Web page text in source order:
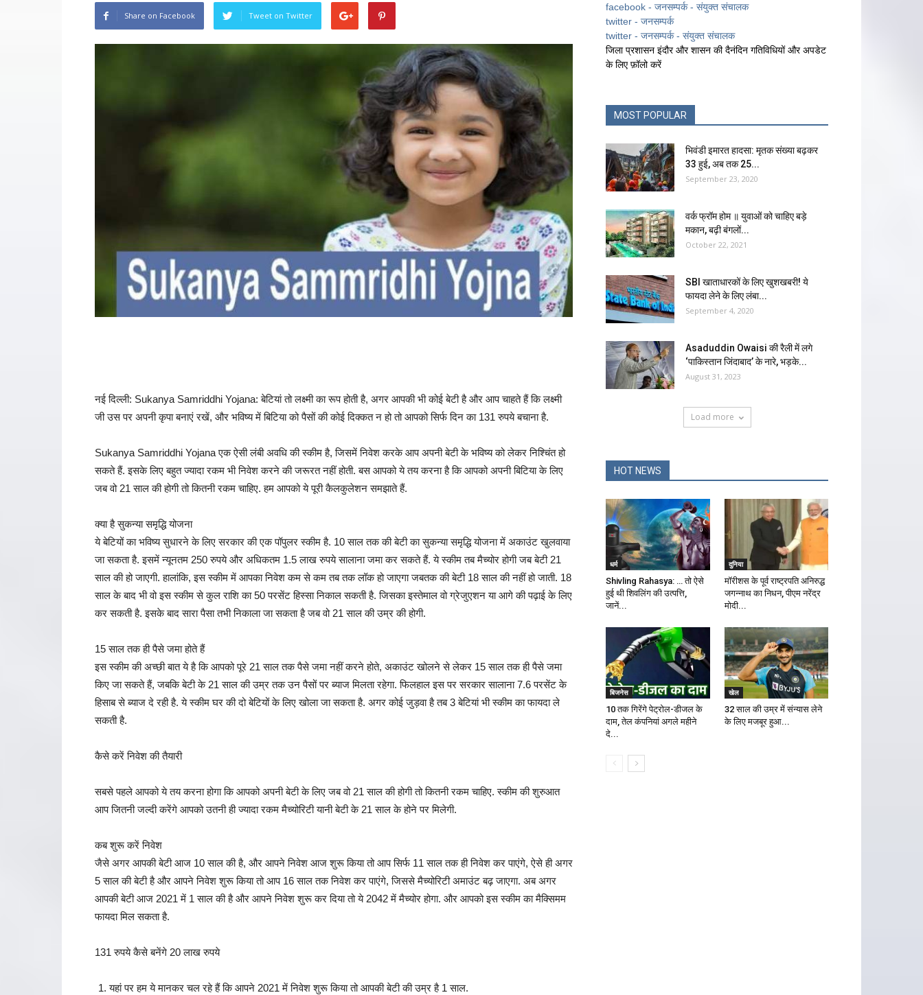
Share on Facebook Tweet on Twitter
नई दिल्ली: Sukanya Samriddhi Yojana: बेटियां तो लक्ष्मी का रूप होती है, अगर आपकी भी कोई बेटी है और आप चाहते हैं कि लक्ष्मी
जी उस पर अपनी कृपा बनाएं रखें, और भविष्य में बिटिया को पैसों की कोई दिक्कत न हो तो आपको सिर्फ दिन का 131 रुपये बचाना है.
Sukanya Samriddhi Yojana एक ऐसी लंबी अवधि की स्कीम है, जिसमें निवेश करके आप अपनी बेटी के भविष्य को लेकर निश्चिंत हो
सकते हैं. इसके लिए बहुत ज्यादा रकम भी निवेश करने की जरूरत नहीं होती. बस आपको ये तय करना है कि आपको अपनी बिटिया के लिए
जब वो 21 साल की होगी तो कितनी रकम चाहिए. हम आपको ये पूरी कैलकुलेशन समझाते हैं.
क्या है सुकन्या समृद्धि योजना
ये बेटियों का भविष्य सुधारने के लिए सरकार की एक पॉपुलर स्कीम है. 10 साल तक की बेटी का सुकन्या समृद्धि योजना में अकाउंट खुलवाया
जा सकता है. इसमें न्यूनतम 250 रुपये और अधिकतम 1.5 लाख रुपये सालाना जमा कर सकते हैं. ये स्कीम तब मैच्योर होगी जब बेटी 21
साल की हो जाएगी. हालांकि, इस स्कीम में आपका निवेश कम से कम तब तक लॉक हो जाएगा जबतक की बेटी 18 साल की नहीं हो जाती. 18
साल के बाद भी वो इस स्कीम से कुल राशि का 50 परसेंट हिस्सा निकाल सकती है. जिसका इस्तेमाल वो ग्रेजुएशन या आगे की पढ़ाई के लिए
कर सकती है. इसके बाद सारा पैसा तभी निकाला जा सकता है जब वो 21 साल की उम्र की होगी.
15 साल तक ही पैसे जमा होते हैं
इस स्कीम की अच्छी बात ये है कि आपको पूरे 21 साल तक पैसे जमा नहीं करने होते, अकाउंट खोलने से लेकर 15 साल तक ही पैसे जमा
किए जा सकते हैं, जबकि बेटी के 21 साल की उम्र तक उन पैसों पर ब्याज मिलता रहेगा. फिलहाल इस पर सरकार सालाना 7.6 परसेंट के
हिसाब से ब्याज दे रही है. ये स्कीम घर की दो बेटियों के लिए खोला जा सकता है. अगर कोई जुड़वा है तब 3 बेटियां भी स्कीम का फायदा ले
सकती है.
कैसे करें निवेश की तैयारी
सबसे पहले आपको ये तय करना होगा कि आपको अपनी बेटी के लिए जब वो 21 साल की होगी तो कितनी रकम चाहिए. स्कीम की शुरुआत
आप जितनी जल्दी करेंगे आपको उतनी ही ज्यादा रकम मैच्योरिटी यानी बेटी के 21 साल के होने पर मिलेगी.
कब शुरू करें निवेश
जैसे अगर आपकी बेटी आज 10 साल की है, और आपने निवेश आज शुरू किया तो आप सिर्फ 11 साल तक ही निवेश कर पाएंगे, ऐसे ही अगर
5 साल की बेटी है और आपने निवेश शुरू किया तो आप 16 साल तक निवेश कर पाएंगे, जिससे मैच्योरिटी अमाउंट बढ़ जाएगा. अब अगर
आपकी बेटी आज 2021 में 1 साल की है और आपने निवेश शुरू कर दिया तो ये 2042 में मैच्योर होगा. और आपको इस स्कीम का मैक्सिमम
फायदा मिल सकता है.
131 रुपये कैसे बनेंगे 20 लाख रुपये
यहां पर हम ये मानकर चल रहे हैं कि आपने 2021 में निवेश शुरू किया तो आपकी बेटी की उम्र है 1 साल.
facebook - जनसम्पर्क - संयुक्त संचालक
twitter - जनसम्पर्क
twitter - जनसम्पर्क - संयुक्त संचालक
जिला प्रशासन इंदौर और शासन की दैनंदिन गतिविधियों और अपडेट
के लिए फ़ॉलो करें
MOST POPULAR
भिवंडी इमारत हादसा: मृतक संख्या बढ़कर
33 हुई, अब तक 25...
September 23, 2020
वर्क फ्रॉम होम ॥ युवाओं को चाहिए बड़े
मकान, बढ़ी बंगलों...
October 22, 2021
SBI खाताधारकों के लिए खुशखबरी! ये
फायदा लेने के लिए लंबा...
September 4, 2020
Asaduddin Owaisi की रैली में लगे
‘पाकिस्तान जिंदाबाद’ के नारे, भड़के...
August 31, 2023
Load more
HOT NEWS
धर्म
Shivling Rahasya: … तो ऐसे
हुई थी शिवलिंग की उत्पत्ति,
जानें...
दुनिया
मॉरीशस के पूर्व राष्ट्रपति अनिरुद्ध
जगन्नाथ का निधन, पीएम नरेंद्र
मोदी...
बिजनेस
10 तक गिरेंगे पेट्रोल-डीजल के
दाम, तेल कंपनियां अगले महीने
दे...
खेल
32 साल की उम्र में संन्यास लेने
के लिए मजबूर हुआ...